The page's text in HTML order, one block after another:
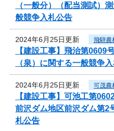
（一般分）（配当測試）
般競争入札公告
2024年6月25日更新 飛騨農
【建設工事】飛治第
（泉）に関する一般競争
2024年6月25日更新 可茂農
【建設工事】可池工第
前沢ダム地区前沢ダム第2
札公告